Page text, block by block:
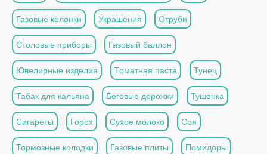
Газовые колонки Украшения Отруби
Столовые приборы Газовый баллон
Ювелирные изделия Томатная паста Тунец
Табак для кальяна Беговые дорожки Тушенка
Сигареты Горох Сухое молоко Соя
Тормозные колодки Газовые плиты Помидоры